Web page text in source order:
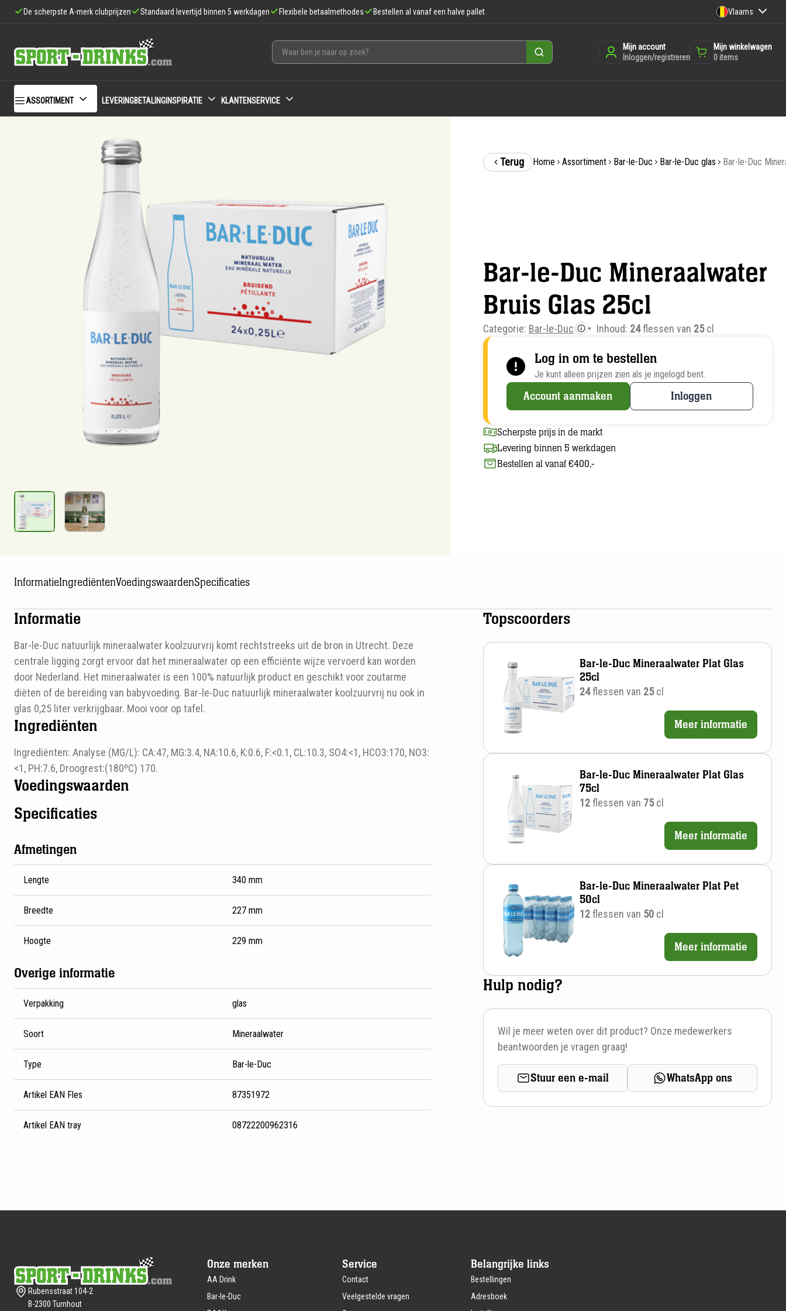
De scherpste A-merk clubprijzen Standaard levertijd binnen 5 werkdagen Flexibele betaalmethodes Bestellen al vanaf een halve pallet Vlaams
Zoeken
Mijn account
Inloggen/registreren
Mijn winkelwagen
0 items
ASSORTIMENT LEVERINGBETALING INSPIRATIE KLANTENSERVICE
Terug Home Assortiment Bar-le-Duc Bar-le-Duc glas Bar-le-Duc
Bar-le-Duc Mineraalwater
Bruis Glas 25cl
Categorie: Bar-le-Duc Inhoud: 24flessen van 25cl
Log in om te bestellen
Je kunt alleen prijzen zien als je ingelogd bent.
Account aanmaken Inloggen
Scherpste prijs in de markt
Levering binnen 5 werkdagen
Bestellen al vanaf €400,-
InformatieIngrediëntenVoedingswaardenSpecificaties
Informatie
Bar-le-Duc natuurlijk mineraalwater koolzuurvrij komt rechtstreeks uit de bron in Utrecht. Deze
centrale ligging zorgt ervoor dat het mineraalwater op een efficiënte wijze vervoerd kan worden
door Nederland. Het mineraalwater is een 100% natuurlijk product en geschikt voor zoutarme
diëten of de bereiding van babyvoeding. Bar-le-Duc natuurlijk mineraalwater koolzuurvrij nu ook in
glas 0,25 liter verkrijgbaar. Mooi voor op tafel.
Ingrediënten
Ingrediënten: Analyse (MG/L): CA:47, MG:3.4, NA:10.6, K:0.6, F:<0.1, CL:10.3, SO4:<1, HCO3:170, NO3:
<1, PH:7.6, Droogrest:(180ºC) 170.
Voedingswaarden
Specificaties
Afmetingen
Lengte 340 mm
Breedte 227 mm
Hoogte 229 mm
Overige informatie
Verpakking glas
Soort Mineraalwater
Type Bar-le-Duc
Artikel EAN Fles 87351972
Artikel EAN tray 08722200962316
Topscoorders
Bar-le-Duc Mineraalwater Plat Glas
25cl
24flessen van 25cl
Meer informatie
Bar-le-Duc Mineraalwater Plat Glas
75cl
12flessen van 75cl
Meer informatie
Bar-le-Duc Mineraalwater Plat Pet
50cl
12flessen van 50cl
Meer informatie
Hulp nodig?
Wil je meer weten over dit product? Onze medewerkers
beantwoorden je vragen graag!
Stuur een e-mail WhatsApp ons
Rubensstraat 104-2
B-2300 Turnhout
Onze merken
AA Drink
Bar-le-Duc
Service
Contact
Veelgestelde vragen
Belangrijke links
Bestellingen
Adresboek